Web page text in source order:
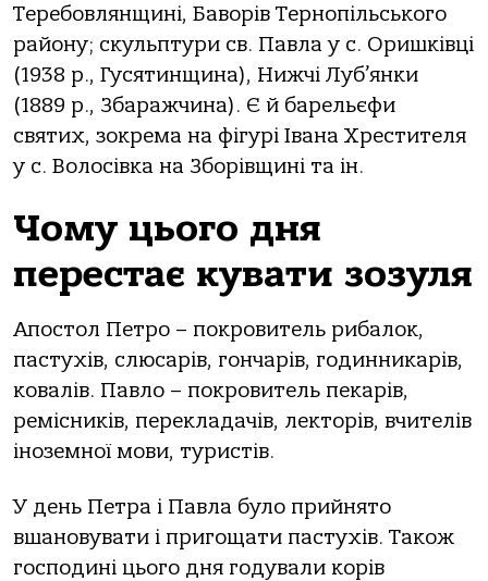
Теребовлянщині, Баворів Тернопільського
району; скульптури св. Павла у с. Оришківці
(1938 р., Гусятинщина), Нижчі Луб’янки
(1889 р., Збаражчина). Є й барельєфи
святих, зокрема на фігурі Івана Хрестителя
у с. Волосівка на Зборівщині та ін.
Чому цього дня
перестає кувати зозуля
Апостол Петро – покровитель рибалок,
пастухів, слюсарів, гончарів, годинникарів,
ковалів. Павло – покровитель пекарів,
ремісників, перекладачів, лекторів, вчителів
іноземної мови, туристів.
У день Петра і Павла було прийнято
вшановувати і пригощати пастухів. Також
господині цього дня годували корів